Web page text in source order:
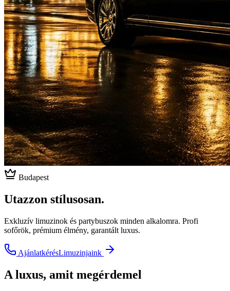
Budapest
Utazzon stílusosan.
Exkluzív limuzinok és partybuszok minden alkalomra. Profi
sofőrök, prémium élmény, garantált luxus.
AjánlatkérésLimuzinjaink
A luxus, amit megérdemel